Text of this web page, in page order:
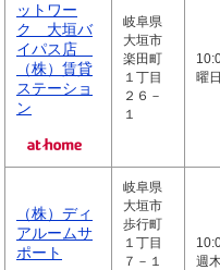
ットワー
ク 大垣バ
イパス店
（株）賃貸
ステーショ
ン
岐阜県
大垣市
楽田町
１丁目
２６－
１
曜日
（株）ディ
アルームサ
ポート
岐阜県
大垣市
歩行町
１丁目
７－１
週